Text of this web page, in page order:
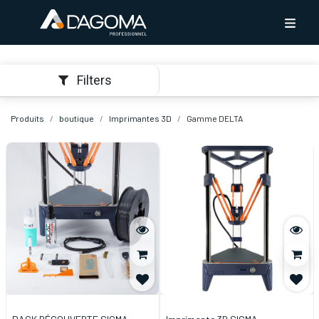
Filters
Produits boutique Imprimantes 3D Gamme DELTA